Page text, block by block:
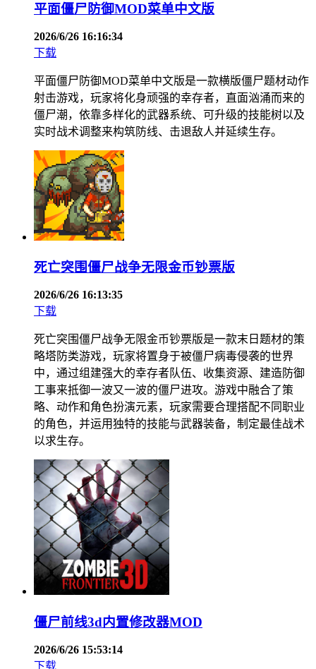
平面僵尸防御MOD菜单中文版
2026/6/26 16:16:34
下载
平面僵尸防御MOD菜单中文版是一款横版僵尸题材动作
射击游戏，玩家将化身顽强的幸存者，直面汹涌而来的
僵尸潮，依靠多样化的武器系统、可升级的技能树以及
实时战术调整来构筑防线、击退敌人并延续生存。
死亡突围僵尸战争无限金币钞票版
2026/6/26 16:13:35
下载
死亡突围僵尸战争无限金币钞票版是一款末日题材的策
略塔防类游戏，玩家将置身于被僵尸病毒侵袭的世界
中，通过组建强大的幸存者队伍、收集资源、建造防御
工事来抵御一波又一波的僵尸进攻。游戏中融合了策
略、动作和角色扮演元素，玩家需要合理搭配不同职业
的角色，并运用独特的技能与武器装备，制定最佳战术
以求生存。
僵尸前线3d内置修改器MOD
2026/6/26 15:53:14
下载